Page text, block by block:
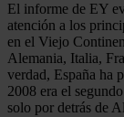
El informe de EY
atención a los
en el Viejo
Alemania, Italia,
verdad, España ha
2008 era el
solo por detrás de